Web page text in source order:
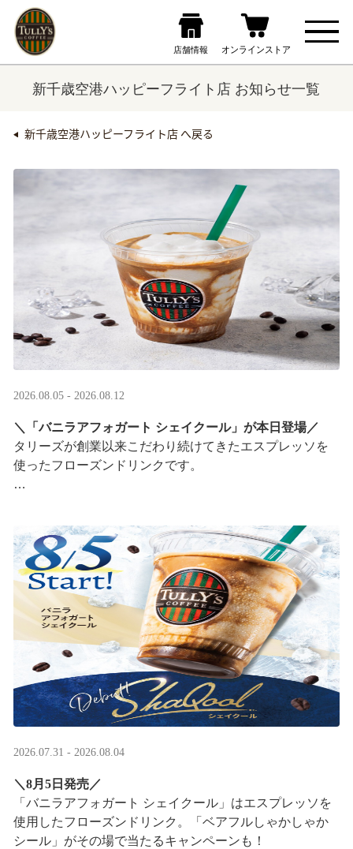
新千歳空港ハッピーフライト店 お知らせ一覧
新千歳空港ハッピーフライト店 へ戻る
2026.08.05 - 2026.08.12
＼「バニラアフォガート シェイクール」が本日登場／
タリーズが創業以来こだわり続けてきたエスプレッソを
使ったフローズンドリンクです。
2026.07.31 - 2026.08.04
＼8月5日発売／
「バニラアフォガート シェイクール」はエスプレッソを
使用したフローズンドリンク。「ベアフルしゃかしゃか
シール」がその場で当たるキャンペーンも！